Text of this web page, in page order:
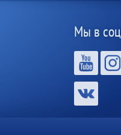
Мы в